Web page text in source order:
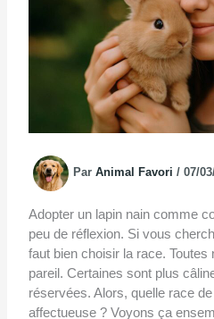
ParAnimal Favori/07/
Adopter un lapin nain comme
peu de réflexion. Si vous
faut bien choisir la race.
pareil. Certaines sont plus
réservées. Alors, quelle race
affectueuse ? Voyons ça